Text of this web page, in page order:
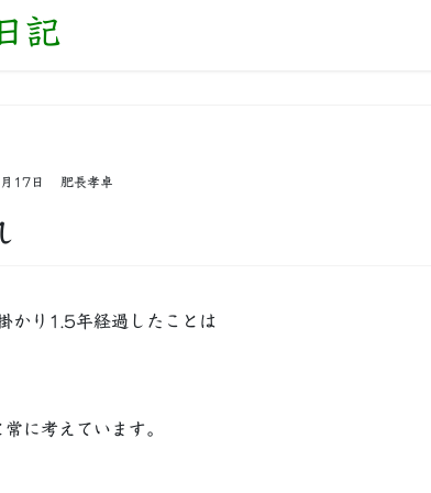
記
17日 肥長孝卓
かり1.5年経過したことは
に考えています。